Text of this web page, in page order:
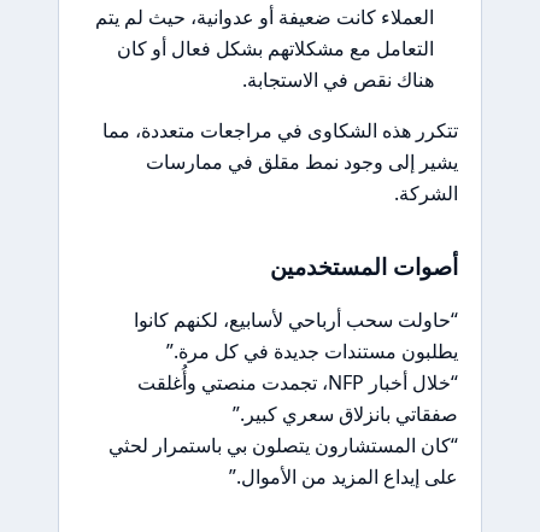
العملاء كانت ضعيفة أو عدوانية، حيث لم يتم
التعامل مع مشكلاتهم بشكل فعال أو كان
هناك نقص في الاستجابة.
تتكرر هذه الشكاوى في مراجعات متعددة، مما
يشير إلى وجود نمط مقلق في ممارسات
الشركة.
أصوات المستخدمين
“حاولت سحب أرباحي لأسابيع، لكنهم كانوا
يطلبون مستندات جديدة في كل مرة.”
“خلال أخبار NFP، تجمدت منصتي وأُغلقت
صفقاتي بانزلاق سعري كبير.”
“كان المستشارون يتصلون بي باستمرار لحثي
على إيداع المزيد من الأموال.”